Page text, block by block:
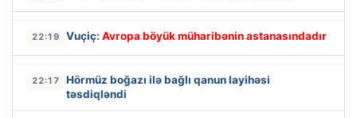
22:19 Vuçiç: Avropa böyük müharibənin astanasındadır
22:17
Hörmüz boğazı ilə bağlı qanun layihəsi
təsdiqləndi